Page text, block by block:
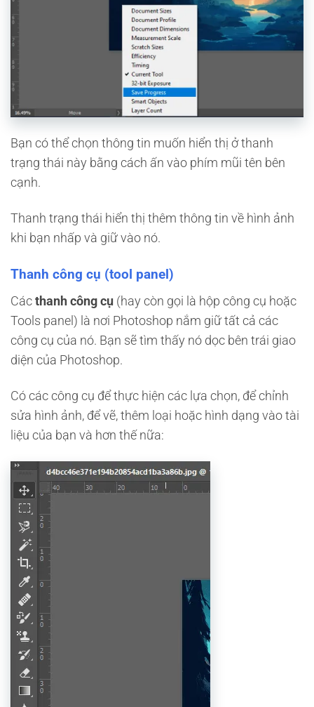
Bạn có thể chọn thông tin muốn hiển thị ở thanh
trạng thái này bằng cách ấn vào phím mũi tên bên
cạnh.
Thanh trạng thái hiển thị thêm thông tin về hình ảnh
khi bạn nhấp và giữ vào nó.
Thanh công cụ (tool panel)
Các thanh công cụ (hay còn gọi là hộp công cụ hoặc
Tools panel) là nơi Photoshop nắm giữ tất cả các
công cụ của nó. Bạn sẽ tìm thấy nó dọc bên trái giao
diện của Photoshop.
Có các công cụ để thực hiện các lựa chọn, để chỉnh
sửa hình ảnh, để vẽ, thêm loại hoặc hình dạng vào tài
liệu của bạn và hơn thế nữa: